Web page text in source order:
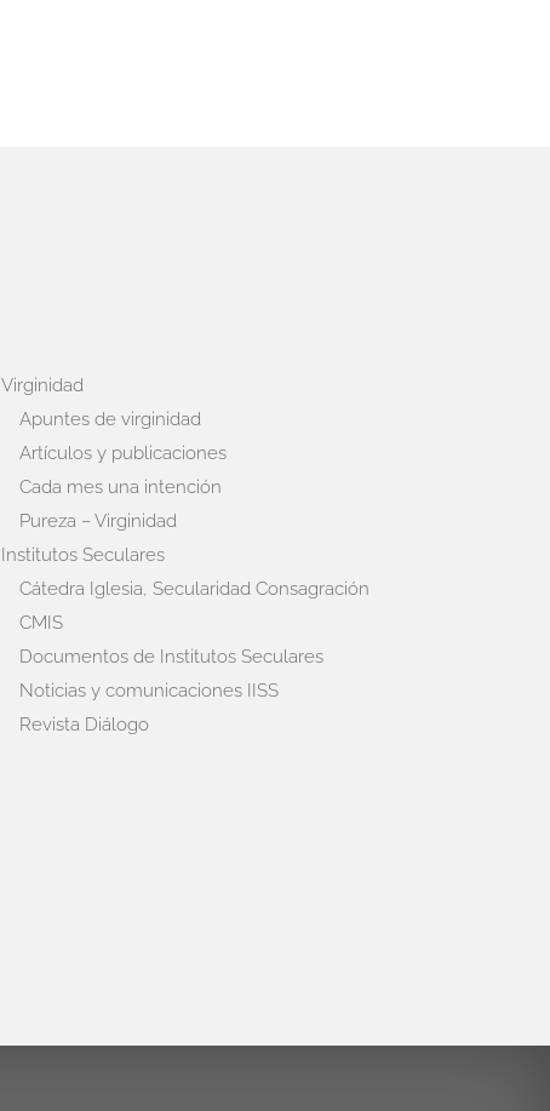
Virginidad
Apuntes de virginidad
Artículos y publicaciones
Cada mes una intención
Pureza – Virginidad
Institutos Seculares
Cátedra Iglesia, Secularidad Consagración
CMIS
Documentos de Institutos Seculares
Noticias y comunicaciones IISS
Revista Diálogo